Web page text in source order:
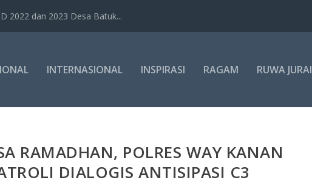
2022 dan 2023 Desa Batuk...
INTERNASIONAL INSPIRASI RAGAM RUWA JURAI
RAMADHAN, POLRES WAY KANAN
DIALOGIS ANTISIPASI C3